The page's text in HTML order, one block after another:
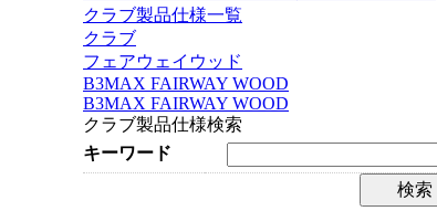
クラブ製品仕様一覧
クラブ
フェアウェイウッド
B3MAX FAIRWAY WOOD
B3MAX FAIRWAY WOOD
クラブ製品仕様検索
キーワード